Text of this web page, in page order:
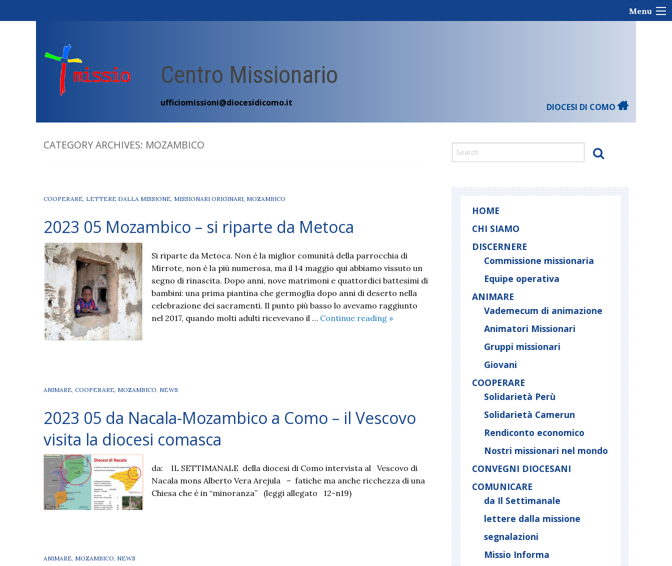
Menu
Centro Missionario
ufficiomissioni@diocesidicomo.it DIOCESI DI COMO
CATEGORY ARCHIVES: MOZAMBICO
COOPERARE, LETTERE DALLA MISSIONE, MISSIONARI ORIGINARI, MOZAMBICO
2023 05 Mozambico – si riparte da Metoca
Si riparte da Metoca. Non è la miglior comunità della parrocchia di
Mirrote, non è la più numerosa, ma il 14 maggio qui abbiamo vissuto un
segno di rinascita. Dopo anni, nove matrimoni e quattordici battesimi di
bambini: una prima piantina che germoglia dopo anni di deserto nella
celebrazione dei sacramenti. Il punto più basso lo avevamo raggiunto
nel 2017, quando molti adulti ricevevano il … Continue reading 2023
»
ANIMARE, COOPERARE, MOZAMBICO, NEWS
2023 05 da Nacala-Mozambico a Como – il Vescovo
visita la diocesi comasca
da: IL SETTIMANALE della diocesi di Como intervista al Vescovo di
Nacala mons Alberto Vera Arejula – fatiche ma anche ricchezza di una
Chiesa che è in “minoranza” (leggi allegato 12-n19)
ANIMARE MOZAMBICO NEWS
HOME
CHI SIAMO
DISCERNERE
Commissione missionaria
Equipe operativa
ANIMARE
Vademecum di animazione
Animatori Missionari
Gruppi missionari
Giovani
COOPERARE
Solidarietà Perù
Solidarietà Camerun
Rendiconto economico
Nostri missionari nel mondo
CONVEGNI DIOCESANI
COMUNICARE
da Il Settimanale
lettere dalla missione
segnalazioni
Missio Informa